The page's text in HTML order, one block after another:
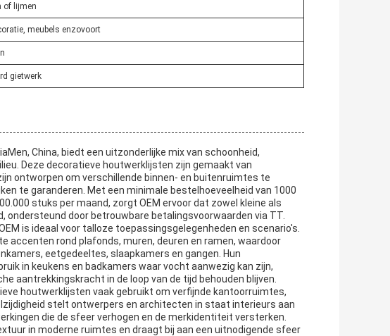
of lijmen
meubels enzovoort
gietwerk
China, biedt een uitzonderlijke mix van schoonheid,
Deze decoratieve houtwerklijsten zijn gemaakt van
ontworpen om verschillende binnen- en buitenruimtes te
te garanderen. Met een minimale bestelhoeveelheid van 1000
stuks per maand, zorgt OEM ervoor dat zowel kleine als
door betrouwbare betalingsvoorwaarden via TT.
is ideaal voor talloze toepassingsgelegenheden en scenario's.
accenten rond plafonds, muren, deuren en ramen, waardoor
eetgedeeltes, slaapkamers en gangen. Hun
in keukens en badkamers waar vocht aanwezig kan zijn,
aantrekkingskracht in de loop van de tijd behouden blijven.
houtwerklijsten vaak gebruikt om verfijnde kantoorruimtes,
stelt ontwerpers en architecten in staat interieurs aan
die de sfeer verhogen en de merkidentiteit versterken.
in moderne ruimtes en draagt ​​bij aan een uitnodigende sfeer